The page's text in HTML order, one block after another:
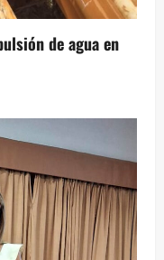
de agua en